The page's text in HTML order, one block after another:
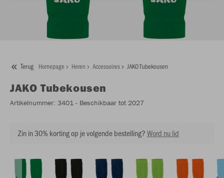
Terug Homepage Heren Accessoires JAKO Tubekousen
JAKO Tubekousen
Artikelnummer: 3401 - Beschikbaar tot 2027
Zin in 30% korting op je volgende bestelling?Word nu lid